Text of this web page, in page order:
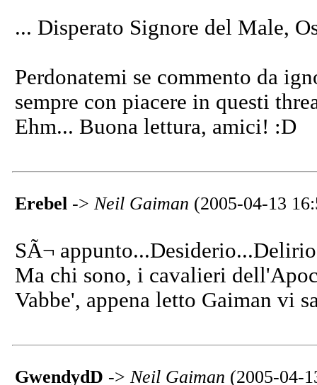
... Disperato Signore del Male,
Perdonatemi se commento da
sempre con piacere in questi
Ehm... Buona lettura, amici! :D
Erebel -> Neil Gaiman (2005-04-13
SÃ¬
Ma chi sono, i cavalieri
Vabbe', appena letto Gaiman vi
GwendydD -> Neil Gaiman (2005-04-